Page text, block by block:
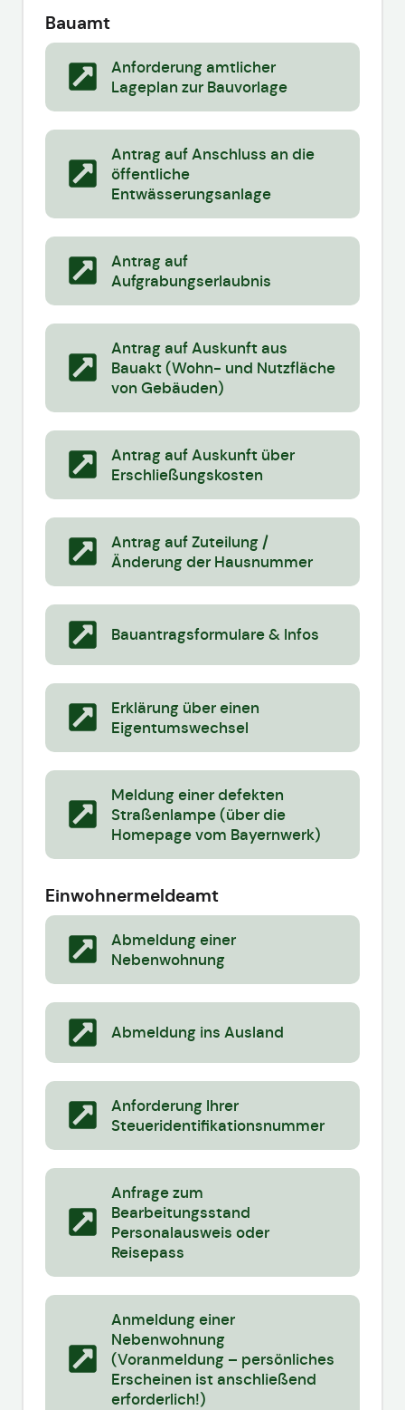
Bauamt
Anforderung amtlicher
Lageplan zur Bauvorlage
Antrag auf Anschluss an die
öffentliche
Entwässerungsanlage
Antrag auf
Aufgrabungserlaubnis
Antrag auf Auskunft aus
Bauakt (Wohn- und Nutzfläche
von Gebäuden)
Antrag auf Auskunft über
Erschließungskosten
Antrag auf Zuteilung /
Änderung der Hausnummer
Bauantragsformulare & Infos
Erklärung über einen
Eigentumswechsel
Meldung einer defekten
Straßenlampe (über die
Homepage vom Bayernwerk)
Einwohnermeldeamt
Abmeldung einer
Nebenwohnung
Abmeldung ins Ausland
Anforderung Ihrer
Steueridentifikationsnummer
Anfrage zum
Bearbeitungsstand
Personalausweis oder
Reisepass
Anmeldung einer
Nebenwohnung
(Voranmeldung – persönliches
Erscheinen ist anschließend
erforderlich!)